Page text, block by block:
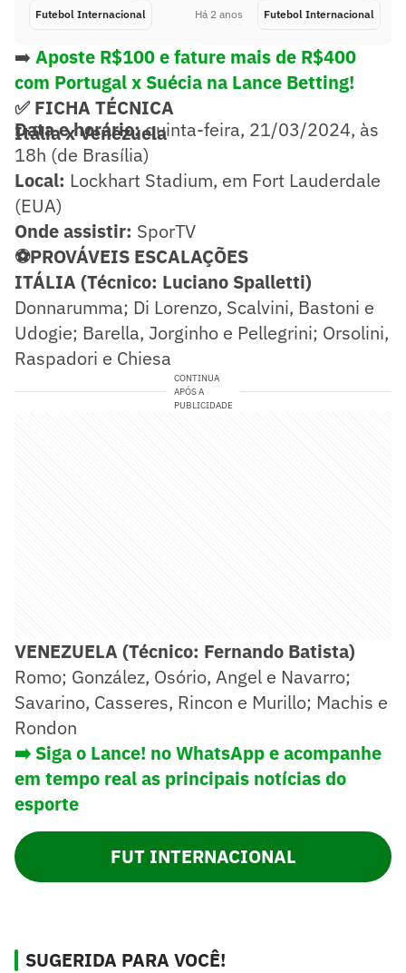
Futebol Internacional Há 2 anos Futebol Internacional
➡️ Aposte R$100 e fature mais de R$400
com Portugal x Suécia na Lance Betting!
✅ FICHA TÉCNICA
Itália x Venezuela
Data e horário:quinta-feira, 21/03/2024, às
18h (de Brasília)
Local: Lockhart Stadium, em Fort Lauderdale
(EUA)
Onde assistir: SporTV
⚽PROVÁVEIS ESCALAÇÕES
ITÁLIA (Técnico: Luciano Spalletti)
Donnarumma; Di Lorenzo, Scalvini, Bastoni e
Udogie; Barella, Jorginho e Pellegrini; Orsolini,
Raspadori e Chiesa
CONTINUA
APÓS A
PUBLICIDADE
VENEZUELA (Técnico: Fernando Batista)
Romo; González, Osório, Angel e Navarro;
Savarino, Casseres, Rincon e Murillo; Machis e
Rondon
➡️ Siga o Lance! no WhatsApp e acompanhe
em tempo real as principais notícias do
esporte
FUT INTERNACIONAL
SUGERIDA PARA VOCÊ!